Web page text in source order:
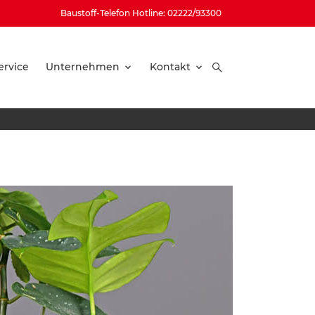
Baustoff-Telefon Hotline: 02222/93300
Unternehmen Kontakt